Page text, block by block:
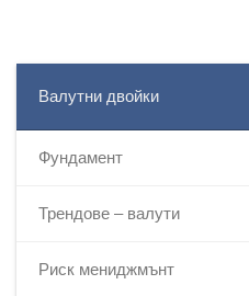
Валутни двойки
Фундамент
Трендове – валути
Риск мениджмънт